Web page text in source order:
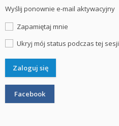
Wyślij ponownie e-mail aktywacyjny
Zapamiętaj mnie
Ukryj mój status podczas tej sesji
Facebook